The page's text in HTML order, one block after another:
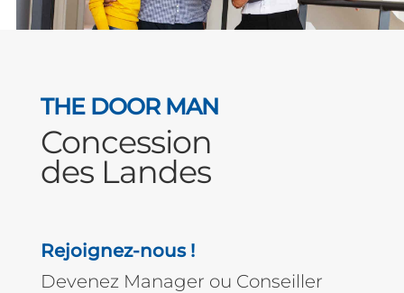
THE DOOR MAN
Concession
des Landes
Rejoignez-nous !
Devenez Manager ou Conseiller